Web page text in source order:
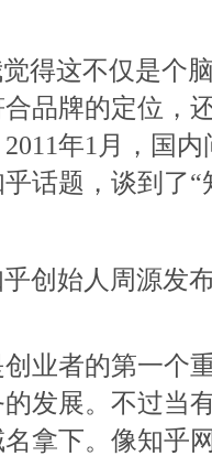
这不仅是个
品牌的定位，
年1月，国
话题，谈到了
乎创始人周源发
者的第一个
发展。不过当
拿下。像知乎